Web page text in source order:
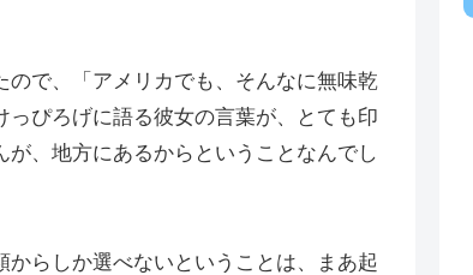
で、「アメリカでも、そんなに無味乾
ぴろげに語る彼女の言葉が、とても印
、地方にあるからということなんでし
らしか選べないということは、まあ起